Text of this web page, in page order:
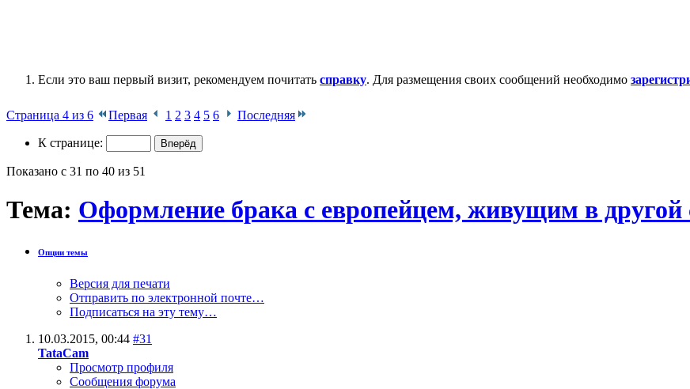
Если это ваш первый визит, рекомендуем почитать справку. Для размещения своих сообщений необходимо
Страница 4 из 6 Первая 1 2 3 4 5 6 Последняя
К странице:
Показано с 31 по 40 из 51
Тема: Оформление брака с европейцем, живущим в другой
Опции темы
Версия для печати
Отправить по электронной почте…
Подписаться на эту тему…
10.03.2015, 00:44 #31
TataCam
Просмотр профиля
Сообщения форума